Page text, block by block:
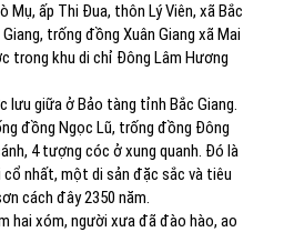
Mụ, ấp Thi Đua, thôn Lý Viên, xã Bắc
trống đồng Xuân Giang xã Mai
trong khu di chỉ Đông Lâm Hương
lưu giữa ở Bảo tàng tỉnh Bắc Giang.
đồng Ngọc Lũ, trống đồng Đông
4 tượng cóc ở xung quanh. Đó là
nhất, một di sản đặc sắc và tiêu
cách đây 2350 năm.
hai xóm, người xưa đã đào hào, ao